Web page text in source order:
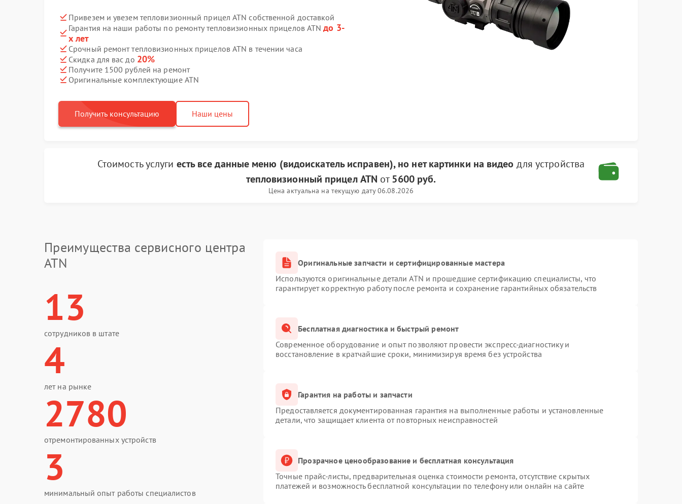
Привезем и увезем тепловизионный прицел ATN собственной доставкой
Гарантия на наши работы по ремонту тепловизионных прицелов ATNдо 3-
х лет
Срочный ремонт тепловизионных прицелов ATN в течении часа
Скидка для вас до 20%
Получите 1500 рублей на ремонт
Оригинальные комплектующие ATN
Получить консультацию Наши цены
Стоимость услуги есть все данные меню (видоискатель исправен), но нет картинки на видео для устройства
тепловизионный прицел ATN от5600 руб.
Цена актуальна на текущую дату 06.08.2026
Преимущества сервисного центра
ATN
13
сотрудников в штате
4
лет на рынке
2780
отремонтированных устройств
3
минимальный опыт работы специалистов
Оригинальные запчасти и сертифицированные мастера
Используются оригинальные детали ATN и прошедшие сертификацию специалисты, что
гарантирует корректную работу после ремонта и сохранение гарантийных обязательств
Бесплатная диагностика и быстрый ремонт
Современное оборудование и опыт позволяют провести экспресс-диагностику и
восстановление в кратчайшие сроки, минимизируя время без устройства
Гарантия на работы и запчасти
Предоставляется документированная гарантия на выполненные работы и установленные
детали, что защищает клиента от повторных неисправностей
Прозрачное ценообразование и бесплатная консультация
Точные прайс-листы, предварительная оценка стоимости ремонта, отсутствие скрытых
платежей и возможность бесплатной консультации по телефону или онлайн на сайте